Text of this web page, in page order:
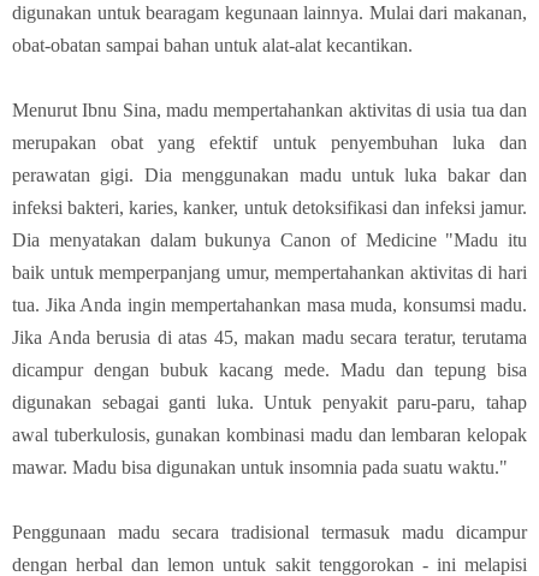
digunakan untuk bearagam kegunaan lainnya. Mulai dari makanan,
obat-obatan sampai bahan untuk alat-alat kecantikan.
Menurut Ibnu Sina, madu mempertahankan aktivitas di usia tua dan
merupakan obat yang efektif untuk penyembuhan luka dan
perawatan gigi. Dia menggunakan madu untuk luka bakar dan
infeksi bakteri, karies, kanker, untuk detoksifikasi dan infeksi jamur.
Dia menyatakan dalam bukunya Canon of Medicine "Madu itu
baik untuk memperpanjang umur, mempertahankan aktivitas di hari
tua. Jika Anda ingin mempertahankan masa muda, konsumsi madu.
Jika Anda berusia di atas 45, makan madu secara teratur, terutama
dicampur dengan bubuk kacang mede. Madu dan tepung bisa
digunakan sebagai ganti luka. Untuk penyakit paru-paru, tahap
awal tuberkulosis, gunakan kombinasi madu dan lembaran kelopak
mawar. Madu bisa digunakan untuk insomnia pada suatu waktu."
Penggunaan madu secara tradisional termasuk madu dicampur
dengan herbal dan lemon untuk sakit tenggorokan - ini melapisi